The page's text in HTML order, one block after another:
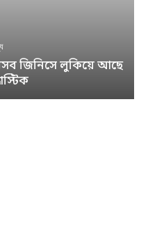
জিনিসে লুকিয়ে আছে